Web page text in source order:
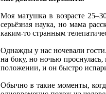
Моя матушка в возрасте
серьёзная наука, но мама
каким-то странным
Однажды у нас ночевали
на боку, но ночью
положении, и он быстро
Обычно в такие моменты,